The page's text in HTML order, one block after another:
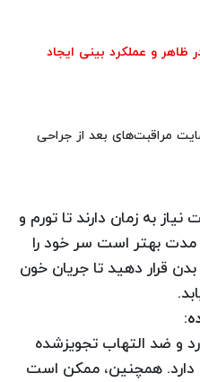
و عملکرد بینی ایجاد
مراقبت‌های بعد از جراحی
به زمان دارند تا تورم و
مدت بهتر است سر خود را
قرار دهید تا جریان خون
:
و ضد التهاب تجویزشده
همچنین، ممکن است